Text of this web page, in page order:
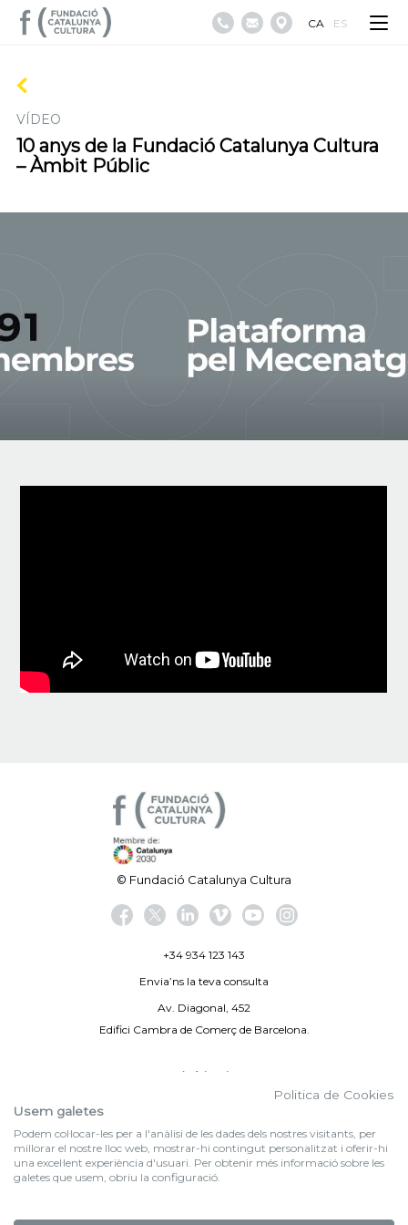
CA ES
VÍDEO
10 anys de la Fundació Catalunya Cultura
– Àmbit Públic
© Fundació Catalunya Cultura
+34 934 123 143
Envia’ns la teva consulta
Av. Diagonal, 452
Edifici Cambra de Comerç de Barcelona.
Avís legal
By 100X100NET
f (NEWSLETTER)
Politica de Cookies
Usem galetes
Podem col·locar-les per a l'anàlisi de les dades dels nostres visitants, per
millorar el nostre lloc web, mostrar-hi contingut personalitzat i oferir-hi
una excel·lent experiència d'usuari. Per obtenir més informació sobre les
galetes que usem, obriu la configuració.